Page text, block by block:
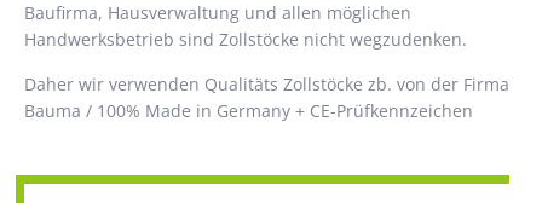
Baufirma, Hausverwaltung und allen möglichen
Handwerksbetrieb sind Zollstöcke nicht wegzudenken.
Daher wir verwenden Qualitäts Zollstöcke zb. von der Firma
Bauma / 100% Made in Germany + CE-Prüfkennzeichen